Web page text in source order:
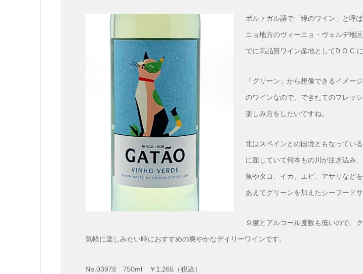
ポルトガル語で「緑のワイン」と呼
ニョ地方のヴィーニョ・ヴェルデ地
でに高品質ワイン産地としてD.O.C.
「グリーン」から想像できるイメー
のワインなので、できたてのフレッ
楽しみ方をしたいですね。
北はスペインとの国境ともなってい
に面していて何本もの川が注ぎ込み
魚やタコ、イカ、エビ、アサリなど
あえてグリーンを加えたシーフード
９度とアルコール度数も低いので、
気軽に楽しみたい時におすすめの爽やかなデイリーワインです。
No.03978 750ml ￥1,265（税込）